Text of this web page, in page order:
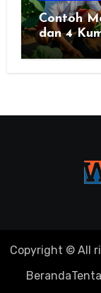
Contoh
dan 4
Copyright © All
Beranda